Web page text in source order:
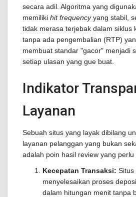
secara adil. Algoritma yang
memiliki hit frequencyyang stabil,
tidak merasa terjebak dalam siklus
tanpa ada pengembalian (RTP)
membuat standar "gacor" menjadi
setiap ulasan yang gue buat.
Indikator
Layanan
Sebuah situs yang layak dibilang
layanan pelanggan yang bukan
adalah poin hasil review yang perlu
Kecepatan Transaksi: Situs
menyelesaikan proses
dalam hitungan menit tanpa